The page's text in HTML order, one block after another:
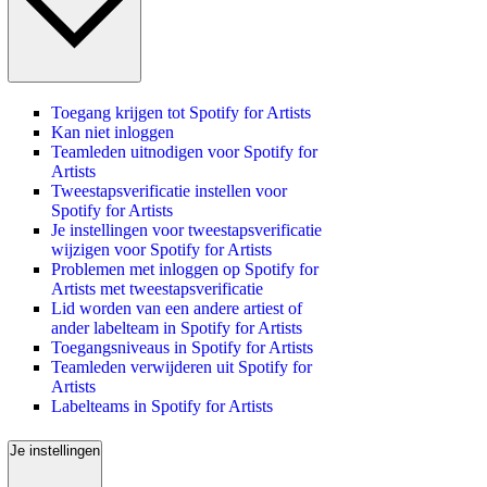
Toegang krijgen tot Spotify for Artists
Kan niet inloggen
Teamleden uitnodigen voor Spotify for
Artists
Tweestapsverificatie instellen voor
Spotify for Artists
Je instellingen voor tweestapsverificatie
wijzigen voor Spotify for Artists
Problemen met inloggen op Spotify for
Artists met tweestapsverificatie
Lid worden van een andere artiest of
ander labelteam in Spotify for Artists
Toegangsniveaus in Spotify for Artists
Teamleden verwijderen uit Spotify for
Artists
Labelteams in Spotify for Artists
Je instellingen